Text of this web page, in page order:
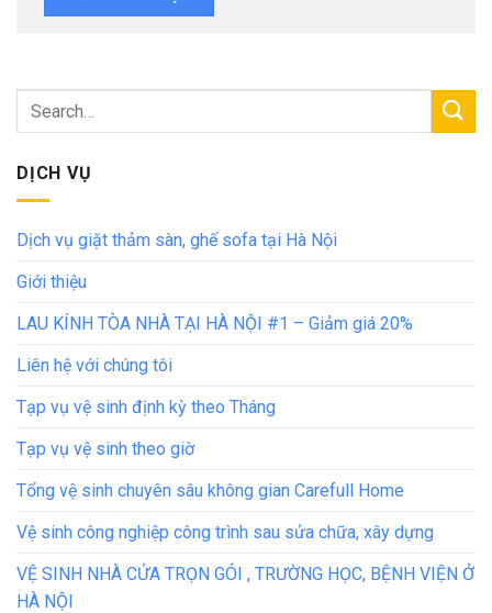
DỊCH VỤ
Dịch vụ giặt thảm sàn, ghế sofa tại Hà Nội
Giới thiệu
LAU KÍNH TÒA NHÀ TẠI HÀ NỘI #1 – Giảm giá 20%
Liên hệ với chúng tôi
Tạp vụ vệ sinh định kỳ theo Tháng
Tạp vụ vệ sinh theo giờ
Tổng vệ sinh chuyên sâu không gian Carefull Home
Vệ sinh công nghiệp công trình sau sửa chữa, xây dựng
VỆ SINH NHÀ CỬA TRỌN GÓI , TRƯỜNG HỌC, BỆNH VIỆN Ở
HÀ NỘI